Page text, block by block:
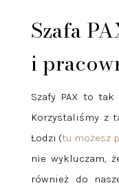
Szafa
i
Szafy PAX to
Korzystaliśmy z
Łodzi (tu możesz
nie wykluczam,
również do